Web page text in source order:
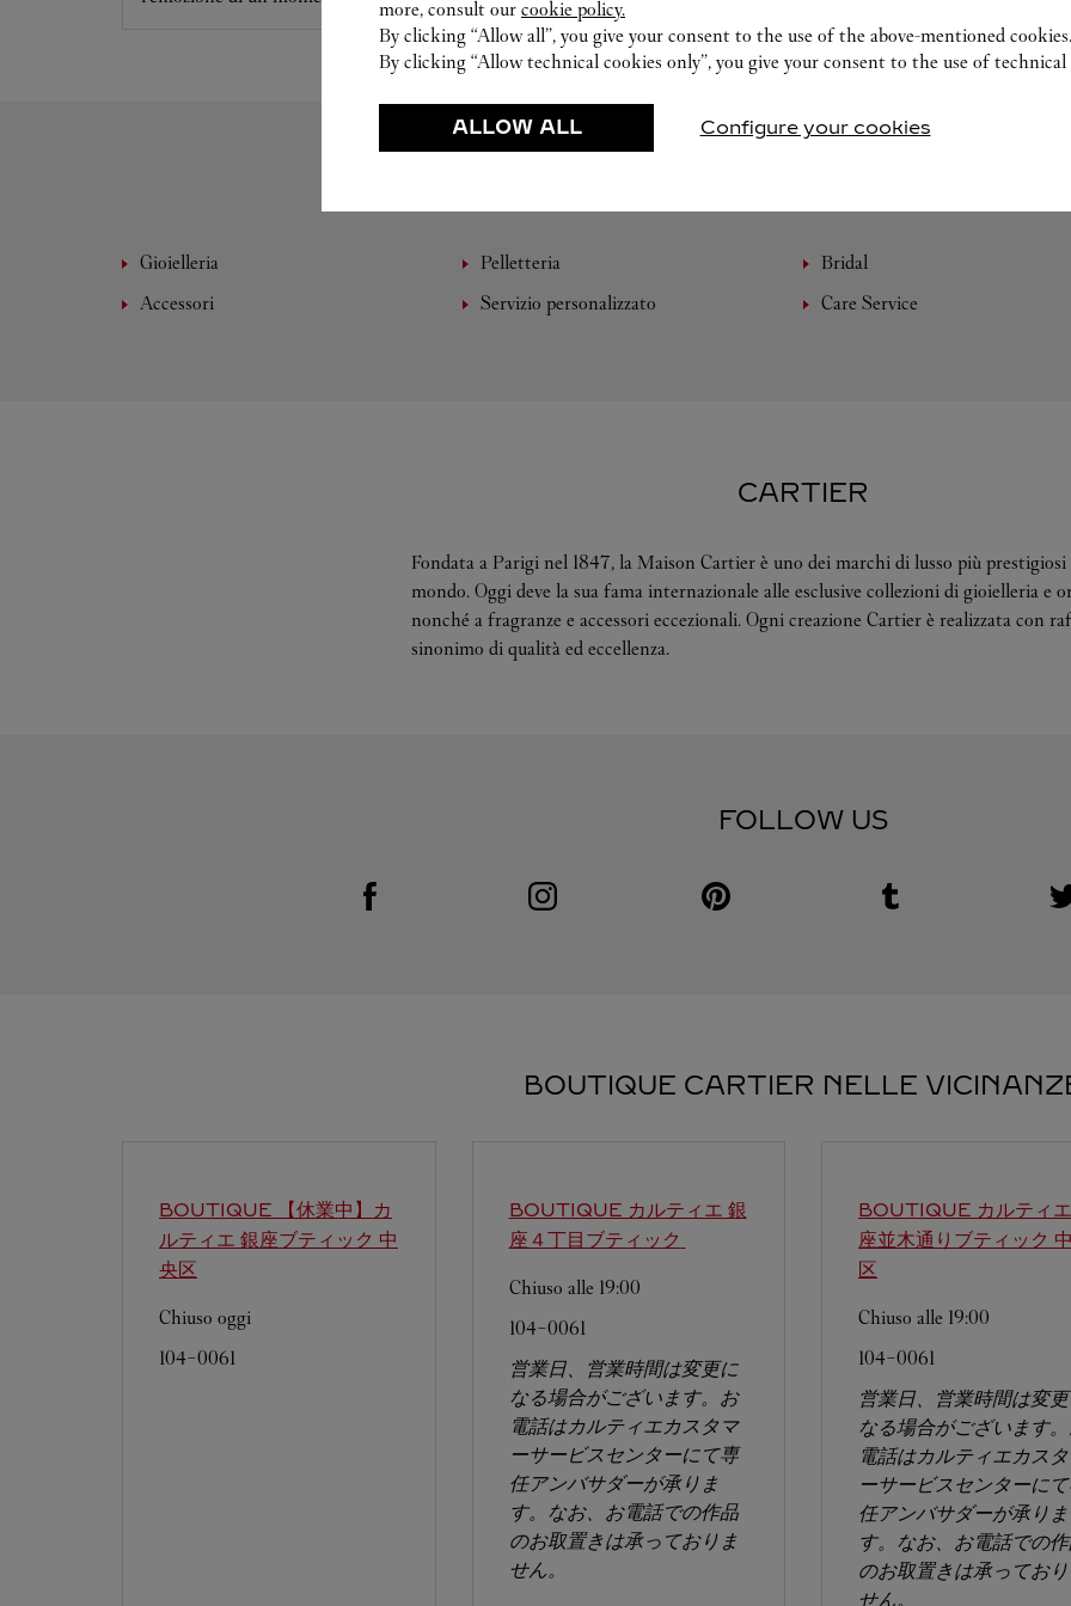
Gioielleria Pelletteria Bridal
Accessori
Servizio personalizzato Care Service
CARTIER
Fondata a Parigi nel 1847, la Maison Cartier è uno dei marchi di lusso più
mondo. Oggi deve la sua fama internazionale alle esclusive collezioni di gioielleria e
nonché a fragranze e accessori eccezionali. Ogni creazione Cartier è realizzata con
sinonimo di qualità ed eccellenza.
FOLLOW US
Visit us on Facebook
Link Opens in New Tab Visit us on Instagram
Link Opens in New Tab Visit us on Pinterest
Link Opens in New Tab Visit us on Tumblr
Link Opens in New Tab
BOUTIQUE CARTIER NELLE
BOUTIQUE 【休業中】カ
ルティエ 銀座ブティック 中
央区
Chiuso oggi
104-0061
BOUTIQUE カルティエ 銀
座４丁目ブティック
Chiuso alle 19:00
104-0061
営業日、営業時間は変更に
なる場合がございます。お
電話はカルティエカスタマ
ーサービスセンターにて専
任アンバサダーが承りま
す。なお、お電話での作品
のお取置きは承っておりま
せん。
BOUTIQUE カルティ
座並木通りブティック
区
Chiuso alle 19:00
104-0061
営業日、営業時間は変
なる場合がございます
電話はカルティエカス
ーサービスセンターに
任アンバサダーが承りま
す。なお、お電話での
のお取置きは承っており
せん。
more, consult our cookie policy.
By clicking “Allow all”, you give your consent to the use of the above-mentioned cookies.
By clicking “Allow technical cookies only”, you give your consent to the use of technical
ALLOW ALL Configure your cookies